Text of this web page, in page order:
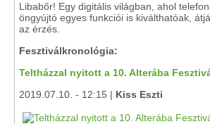
Libabőr! Egy digitális világban, ahol
öngyújtó egyes funkciói is kiválthatóak,
az érzés.
Fesztiválkronológia:
Teltházzal nyitott a 10. Alterába
2019.07.10. - 12:15 | Kiss Eszti